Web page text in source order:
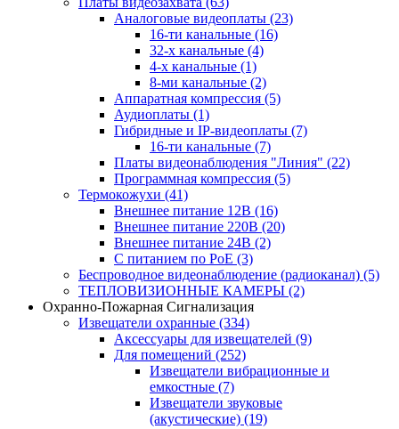
Аналоговые видеоплаты (23)
16-ти канальные (16)
32-х канальные (4)
4-х канальные (1)
8-ми канальные (2)
Аппаратная компрессия (5)
Аудиоплаты (1)
Гибридные и IP-видеоплаты (7)
16-ти канальные (7)
Платы видеонаблюдения "Линия" (22)
Программная компрессия (5)
Термокожухи (41)
Внешнее питание 12В (16)
Внешнее питание 220В (20)
Внешнее питание 24В (2)
С питанием по PoE (3)
Беспроводное видеонаблюдение (радиоканал) (5)
ТЕПЛОВИЗИОННЫЕ КАМЕРЫ (2)
Охранно-Пожарная Сигнализация
Извещатели охранные (334)
Аксессуары для извещателей (9)
Для помещений (252)
Извещатели вибрационные и
емкостные (7)
Извещатели звуковые
(акустические) (19)